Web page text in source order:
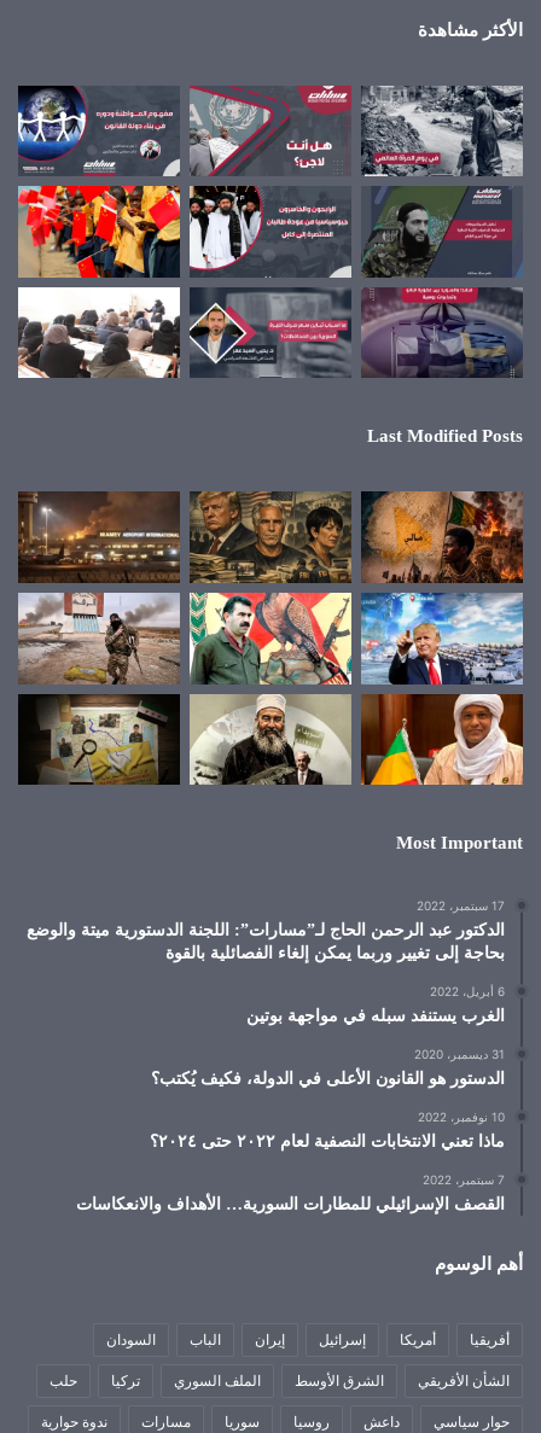
الأكثر مشاهدة
Last Modified Posts
Most Important
17 سبتمبر، 2022
الدكتور عبد الرحمن الحاج لـ”مسارات”: اللجنة الدستورية ميتة والوضع
بحاجة إلى تغيير وربما يمكن إلغاء الفصائلية بالقوة
6 أبريل، 2022
الغرب يستنفد سبله في مواجهة بوتين
31 ديسمبر، 2020
الدستور هو القانون الأعلى في الدولة، فكيف يُكتب؟
10 نوفمبر، 2022
ماذا تعني الانتخابات النصفية لعام ٢٠٢٢ حتى ٢٠٢٤؟
7 سبتمبر، 2022
القصف الإسرائيلي للمطارات السورية… الأهداف والانعكاسات
أهم الوسوم
أفريقيا أمريكا إسرائيل إيران الباب السودان
الشأن الأفريقي الشرق الأوسط الملف السوري تركيا حلب
حوار سياسي داعش روسيا سوريا مسارات ندوة حوارية